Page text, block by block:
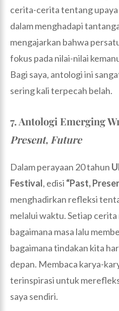
cerita-cerita tentang
dalam menghadapi
mengajarkan bahwa
fokus pada nilai-nilai
Bagi saya, antologi ini
sering kali terpecah belah.
7. Antologi Emerging
Present, Future
Dalam perayaan 20 tahun
Festival, edisi “Past,
menghadirkan refleksi
melalui waktu. Setiap
bagaimana masa lalu
bagaimana tindakan kita
depan. Membaca karya-
terinspirasi untuk
saya sendiri.